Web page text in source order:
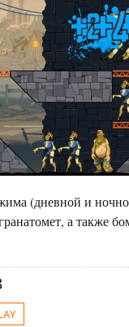
(дневной и
а также